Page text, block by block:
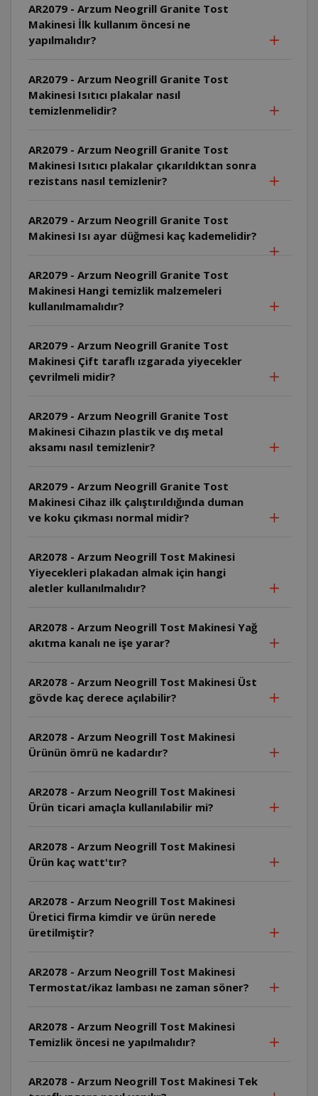
AR2079 - Arzum Neogrill Granite Tost
Makinesi İlk kullanım öncesi ne
yapılmalıdır?
AR2079 - Arzum Neogrill Granite Tost
Makinesi Isıtıcı plakalar nasıl
temizlenmelidir?
AR2079 - Arzum Neogrill Granite Tost
Makinesi Isıtıcı plakalar çıkarıldıktan sonra
rezistans nasıl temizlenir?
AR2079 - Arzum Neogrill Granite Tost
Makinesi Isı ayar düğmesi kaç kademelidir?
AR2079 - Arzum Neogrill Granite Tost
Makinesi Hangi temizlik malzemeleri
kullanılmamalıdır?
AR2079 - Arzum Neogrill Granite Tost
Makinesi Çift taraflı ızgarada yiyecekler
çevrilmeli midir?
AR2079 - Arzum Neogrill Granite Tost
Makinesi Cihazın plastik ve dış metal
aksamı nasıl temizlenir?
AR2079 - Arzum Neogrill Granite Tost
Makinesi Cihaz ilk çalıştırıldığında duman
ve koku çıkması normal midir?
AR2078 - Arzum Neogrill Tost Makinesi
Yiyecekleri plakadan almak için hangi
aletler kullanılmalıdır?
AR2078 - Arzum Neogrill Tost Makinesi Yağ
akıtma kanalı ne işe yarar?
AR2078 - Arzum Neogrill Tost Makinesi Üst
gövde kaç derece açılabilir?
AR2078 - Arzum Neogrill Tost Makinesi
Ürünün ömrü ne kadardır?
AR2078 - Arzum Neogrill Tost Makinesi
Ürün ticari amaçla kullanılabilir mi?
AR2078 - Arzum Neogrill Tost Makinesi
Ürün kaç watt'tır?
AR2078 - Arzum Neogrill Tost Makinesi
Üretici firma kimdir ve ürün nerede
üretilmiştir?
AR2078 - Arzum Neogrill Tost Makinesi
Termostat/ikaz lambası ne zaman söner?
AR2078 - Arzum Neogrill Tost Makinesi
Temizlik öncesi ne yapılmalıdır?
AR2078 - Arzum Neogrill Tost Makinesi Tek